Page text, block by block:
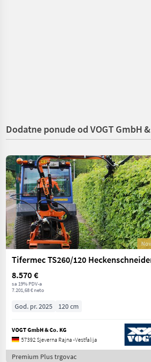
Dodatne ponude od VOGT GmbH
8.570 €
sa 19% PDV-a
7.201,68 € neto
God. pr. 2025 120 cm
VOGT GmbH & Co. KG
57392 Sjeverna Rajna -Vestfalija
Premium Plus trgovac